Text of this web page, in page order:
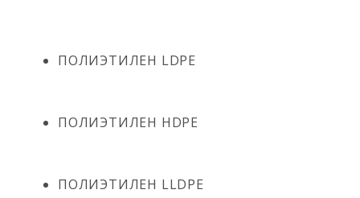
ПОЛИЭТИЛЕН LDPE
ПОЛИЭТИЛЕН HDPE
ПОЛИЭТИЛЕН LLDPE